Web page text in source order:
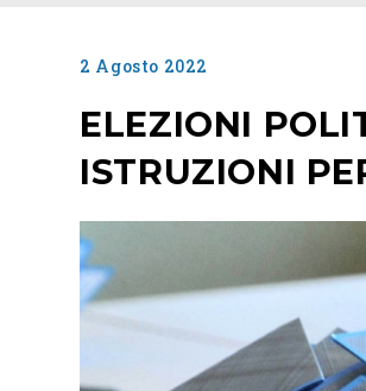
2 Agosto 2022
ELEZIONI
ISTRUZIONI